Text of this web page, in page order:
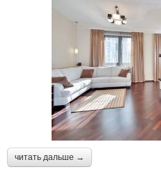
читать дальше →